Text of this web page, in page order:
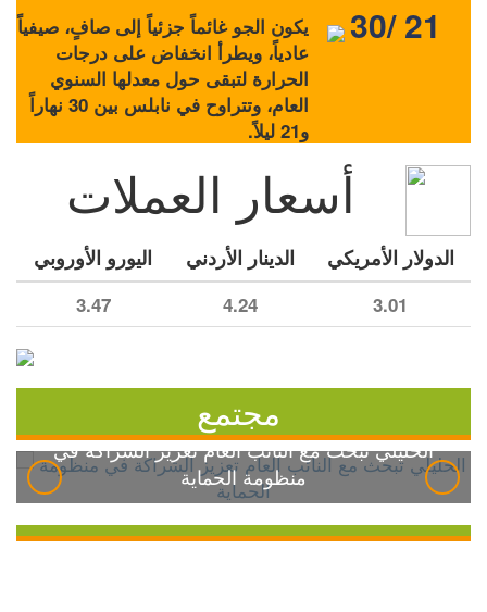
يكون الجو غائماً جزئياً إلى صافٍ، صيفياً
عادياً، ويطرأ انخفاض على درجات
الحرارة لتبقى حول معدلها السنوي
العام، وتتراوح في نابلس بين 30 نهاراً
و21 ليلاً.
30/ 21
أسعار العملات
الدولار الأمريكي الدينار الأردني اليورو الأوروبي
3.01
4.24
3.47
مجتمع
الخليلي تبحث مع النائب العام تعزيز الشراكة في
منظومة الحماية